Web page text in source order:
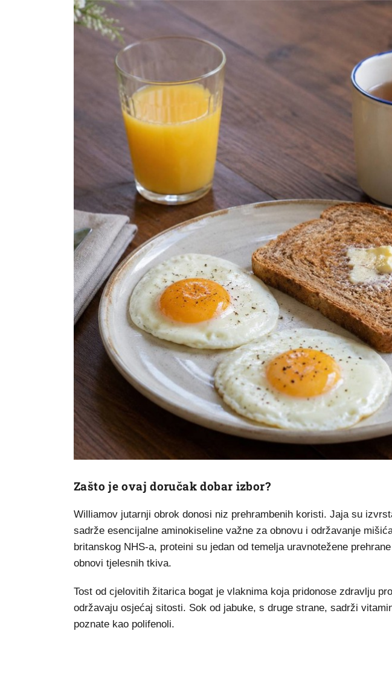
Zašto je ovaj doručak dobar izbor?
Williamov jutarnji obrok donosi niz prehrambenih koristi. Jaja su
sadrže esencijalne aminokiseline važne za obnovu i održavanje
britanskog NHS-a, proteini su jedan od temelja uravnotežene
obnovi tjelesnih tkiva.
Tost od cjelovitih žitarica bogat je vlaknima koja pridonose zdravlju
održavaju osjećaj sitosti. Sok od jabuke, s druge strane, sadrži
poznate kao polifenoli.